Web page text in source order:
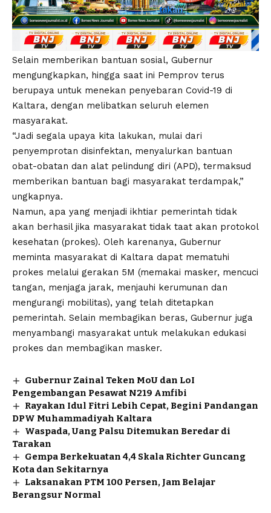
Selain memberikan bantuan sosial, Gubernur
mengungkapkan, hingga saat ini Pemprov terus
berupaya untuk menekan penyebaran Covid-19 di
Kaltara, dengan melibatkan seluruh elemen
masyarakat.
“Jadi segala upaya kita lakukan, mulai dari
penyemprotan disinfektan, menyalurkan bantuan
obat-obatan dan alat pelindung diri (APD), termaksud
memberikan bantuan bagi masyarakat terdampak,”
ungkapnya.
Namun, apa yang menjadi ikhtiar pemerintah tidak
akan berhasil jika masyarakat tidak taat akan protokol
kesehatan (prokes). Oleh karenanya, Gubernur
meminta masyarakat di Kaltara dapat mematuhi
prokes melalui gerakan 5M (memakai masker, mencuci
tangan, menjaga jarak, menjauhi kerumunan dan
mengurangi mobilitas), yang telah ditetapkan
pemerintah. Selain membagikan beras, Gubernur juga
menyambangi masyarakat untuk melakukan edukasi
prokes dan membagikan masker.
Gubernur Zainal Teken MoU dan LoI
Pengembangan Pesawat N219 Amfibi
Rayakan Idul Fitri Lebih Cepat, Begini Pandangan
DPW Muhammadiyah Kaltara
Waspada, Uang Palsu Ditemukan Beredar di
Tarakan
Gempa Berkekuatan 4,4 Skala Richter Guncang
Kota dan Sekitarnya
Laksanakan PTM 100 Persen, Jam Belajar
Berangsur Normal